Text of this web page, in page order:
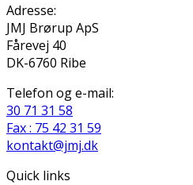
Adresse:
JMJ Brørup ApS
Fårevej 40
DK-6760 Ribe
Telefon og e-mail:
30 71 31 58
Fax : 75 42 31 59
kontakt@jmj.dk
Quick links